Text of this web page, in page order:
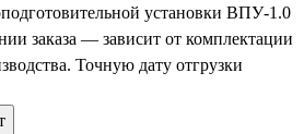
установки ВПУ-1.0
заказа — зависит от комплектации
Точную дату отгрузки